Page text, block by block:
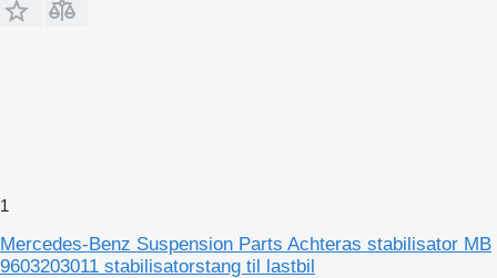
1
Mercedes-Benz Suspension Parts Achteras stabilisator MB
9603203011 stabilisatorstang til lastbil